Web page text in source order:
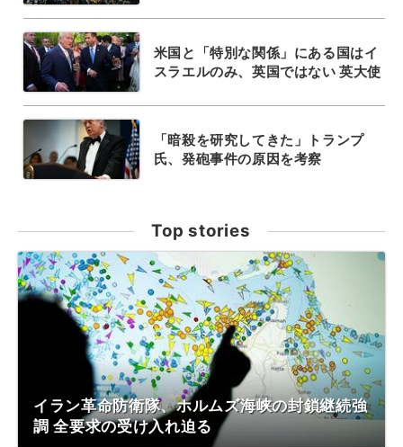
米国と「特別な関係」にある国はイ
スラエルのみ、英国ではない 英大使
「暗殺を研究してきた」トランプ
氏、発砲事件の原因を考察
Top stories
イラン革命防衛隊、ホルムズ海峡の封鎖継続強
調 全要求の受け入れ迫る